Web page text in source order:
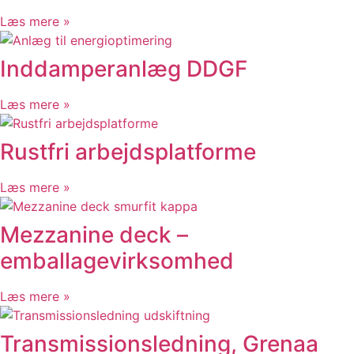
Udvidelse af produktionslinje
Inddamperanlæg DDGF
Rustfri arbejdsplatforme
Sammenlægning af produktionslinjer
ATEX-arbejde i produktionsområde
Brandslukningsanlæg
Rustfri blendingtank til fiskefabrik
Fødesilo og neddelere
Fjernvarme Ramten By
Transmissionsledning Lubker-Ramten
Bygge & Anlæg
Helikopterplatform Viborg
Balkonværn og værn ved lysninger
Læs mere »
Inddamperanlæg DDGF
Læs mere »
Rustfri arbejdsplatforme
Læs mere »
Mezzanine deck –
emballagevirksomhed
Læs mere »
Transmissionsledning, Grenaa